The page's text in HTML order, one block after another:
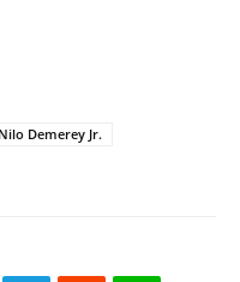
Nilo Demerey Jr.